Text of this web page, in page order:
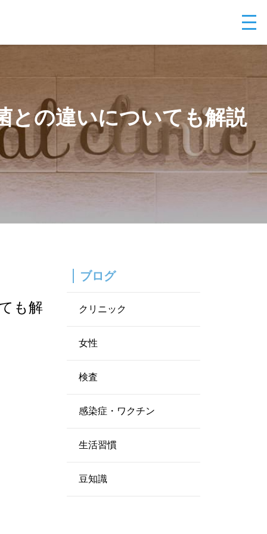
との違いについても解説
も解
ブログ
クリニック
女性
検査
感染症・ワクチン
生活習慣
豆知識